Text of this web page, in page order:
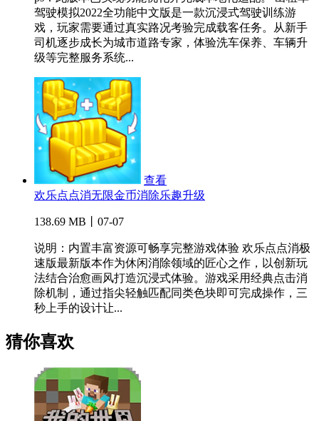
驾驶模拟2022全功能中文版是一款沉浸式驾驶训练游
戏，玩家需要通过真实路况考验完成载客任务。从新手
司机逐步成长为城市道路专家，体验洗车保养、车辆升
级等完整服务系统...
查看
欢乐点点消无限金币消除乐趣升级
138.69 MB丨07-07
说明：内置丰富资源可畅享完整游戏体验 欢乐点点消极
速版最新版本作为休闲消除领域的匠心之作，以创新玩
法结合治愈画风打造沉浸式体验。游戏采用经典点击消
除机制，通过指尖轻触匹配同类色块即可完成操作，三
秒上手的设计让...
猜你喜欢